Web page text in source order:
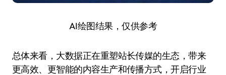
AI绘图结果，仅供参考
总体来看，大数据正在重塑站长传媒的生态，带来
更高效、更智能的内容生产和传播方式，开启行业